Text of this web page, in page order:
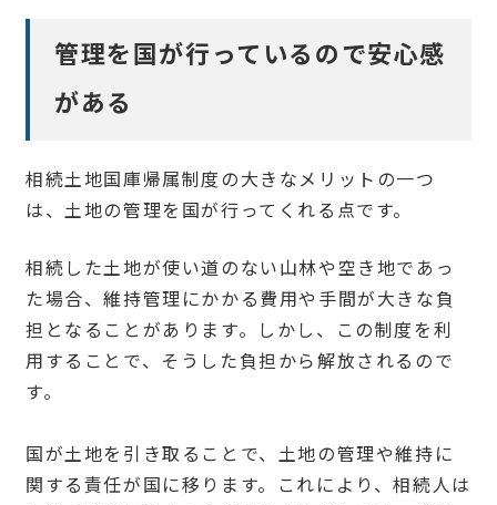
管理を国が行っているので安心感
がある
相続土地国庫帰属制度の大きなメリットの一つ
は、土地の管理を国が行ってくれる点です。
相続した土地が使い道のない山林や空き地であっ
た場合、維持管理にかかる費用や手間が大きな負
担となることがあります。しかし、この制度を利
用することで、そうした負担から解放されるので
す。
国が土地を引き取ることで、土地の管理や維持に
関する責任が国に移ります。これにより、相続人は